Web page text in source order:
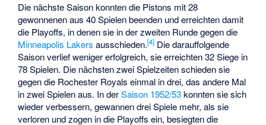
Die nächste Saison konnten die Pistons mit 28
gewonnenen aus 40 Spielen beenden und erreichten damit
die Playoffs, in denen sie in der zweiten Runde gegen die
Minneapolis Lakers ausschieden.[4] Die darauffolgende
Saison verlief weniger erfolgreich, sie erreichten 32 Siege in
78 Spielen. Die nächsten zwei Spielzeiten schieden sie
gegen die Rochester Royals einmal in drei, das andere Mal
in zwei Spielen aus. In derSaison 1952/53konnten sie sich
wieder verbessern, gewannen drei Spiele mehr, als sie
verloren und zogen in die Playoffs ein, besiegten die